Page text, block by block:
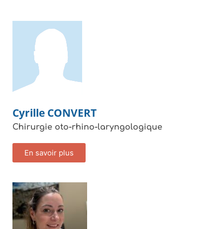
Cyrille CONVERT
Chirurgie oto-rhino-laryngologique
En savoir plus